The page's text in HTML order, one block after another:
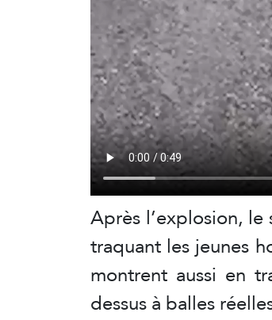
Après l’explosion,
traquant les jeunes
montrent aussi en
dessus à balles